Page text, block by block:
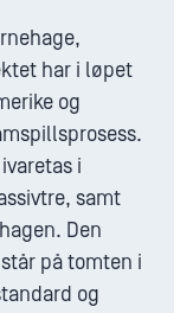
har i løpet
og
i
samt
Den
på tomten i
og